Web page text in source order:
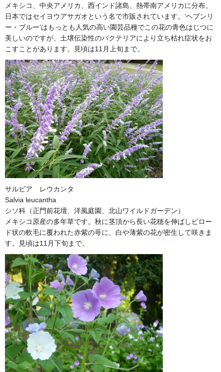
メキシコ、中央アメリカ、西インド諸島、熱帯南アメリカに分布。
日本ではセイヨウアサガオという名で市販されています。‘ヘブンリ
ー・ブルー’はもっとも人気の高い園芸品種でこの花の青色はじつに
美しいのですが、土壌伝染性のバクテリアにより立ち枯れ症状をお
こすことがあります。見頃は11月上旬まで。
サルビア レウカンタ
Salvia leucantha
シソ科（正門前花壇、洋風庭園、北山ワイルドガーデン）
メキシコ原産の多年草です。秋に茎頂から長い花穂を伸ばしビロー
ド状の軟毛に覆われた赤紫の萼に、白や薄紫の花が密生して咲きま
す。見頃は11月下旬まで。